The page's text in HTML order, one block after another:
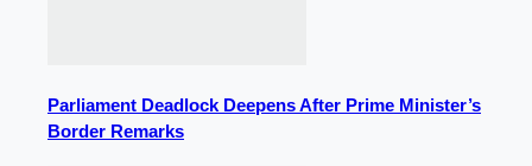
Parliament Deadlock Deepens After Prime Minister’s
Border Remarks